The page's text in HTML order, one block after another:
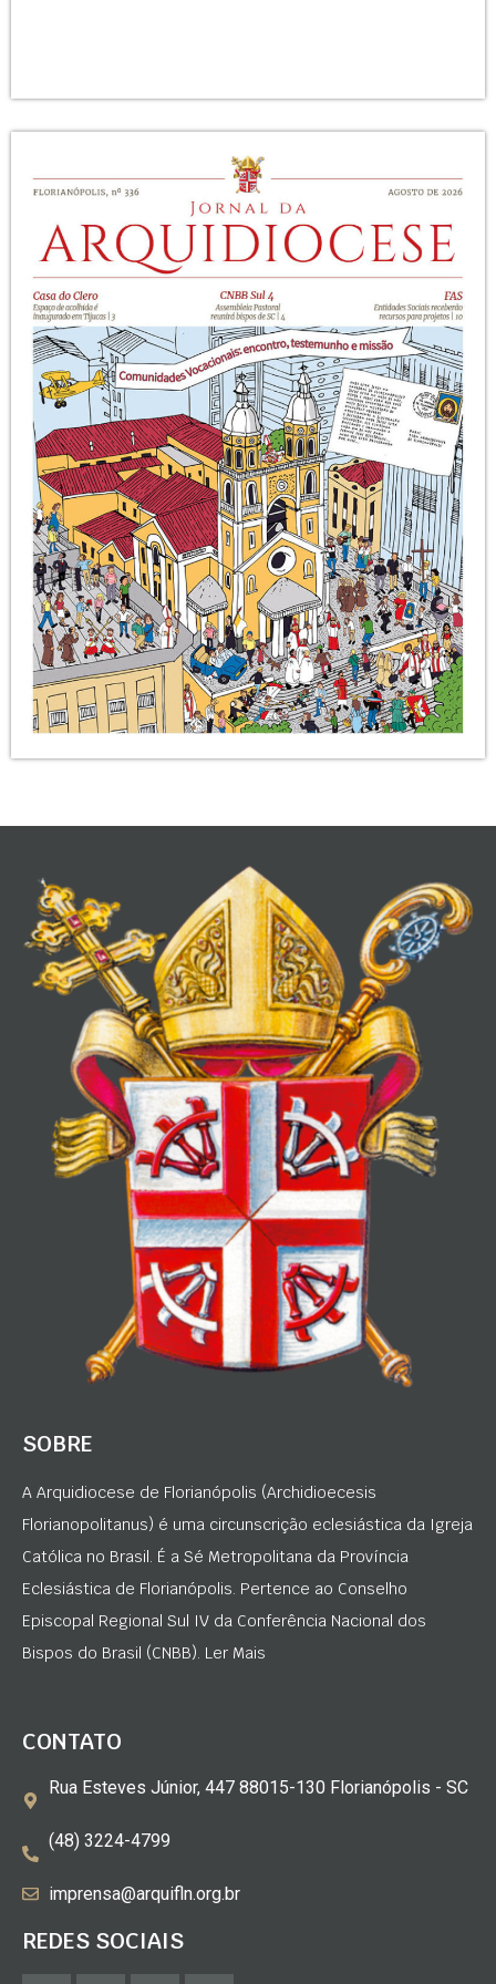
SOBRE
A Arquidiocese de Florianópolis (Archidioecesis
Florianopolitanus) é uma circunscrição eclesiástica da Igreja
Católica no Brasil. É a Sé Metropolitana da Província
Eclesiástica de Florianópolis. Pertence ao Conselho
Episcopal Regional Sul IV da Conferência Nacional dos
Bispos do Brasil (CNBB). Ler Mais
CONTATO
Rua Esteves Júnior, 447 88015-130 Florianópolis - SC
(48) 3224-4799
imprensa@arquifln.org.br
REDES SOCIAIS